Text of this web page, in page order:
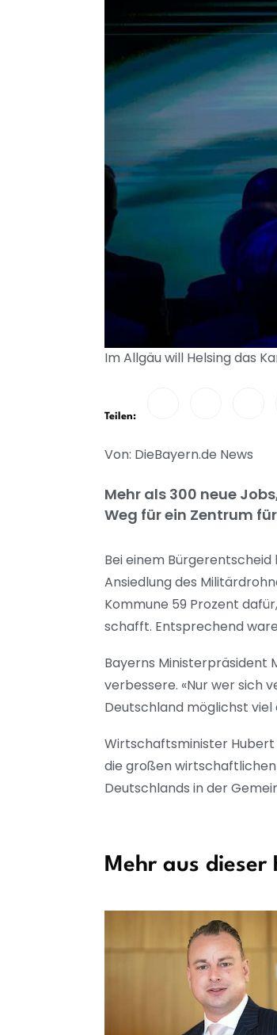
Im Allgäu will Helsing das
Teilen:
Von: DieBayern.de News
Mehr als 300 neue
Weg für ein Zentrum
Bei einem
Ansiedlung des
Kommune 59 Prozent
schafft. Entsprechend
Bayerns Ministerpräsident
verbessere. «Nur wer sich
Deutschland möglichst viel
Wirtschaftsminister Hubert
die großen
Deutschlands in der
Mehr aus dieser